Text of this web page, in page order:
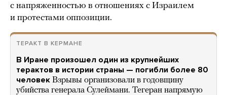
с напряженностью в отношениях с Израилем
и протестами оппозиции.
ТЕРАКТ В КЕРМАНЕ
В Иране произошел один из крупнейших
терактов в истории страны — погибли более 80
человек Взрывы организовали в годовщину
убийства генерала Сулеймани. Тегеран напрямую